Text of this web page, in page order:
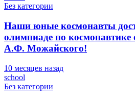
Без категории
Наши юные космонавты
олимпиаде по
А.Ф. Можайского!
10 месяцев назад
school
Без категории